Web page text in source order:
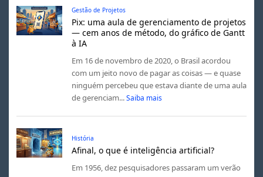
Gestão de Projetos
Pix: uma aula de gerenciamento de projetos
— cem anos de método, do gráfico de Gantt
à IA
Em 16 de novembro de 2020, o Brasil acordou
com um jeito novo de pagar as coisas — e quase
ninguém percebeu que estava diante de uma aula
de gerenciam... Saiba mais
História
Afinal, o que é inteligência artificial?
Em 1956, dez pesquisadores passaram um verão